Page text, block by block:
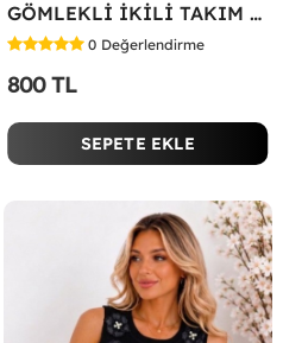
GÖMLEKLİ İKİLİ TAKIM Fuşya
0 Değerlendirme
800 TL
SEPETE EKLE